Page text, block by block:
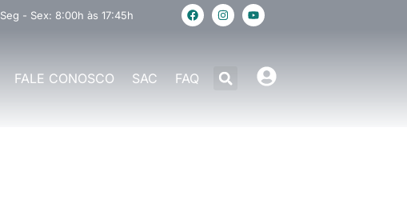
Seg - Sex: 8:00h às 17:45h
FALE CONOSCO SAC FAQ